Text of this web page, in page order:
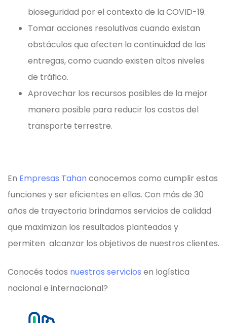
bioseguridad por el contexto de la COVID-19.
Tomar acciones resolutivas cuando existan
obstáculos que afecten la continuidad de las
entregas, como cuando existen altos niveles
de tráfico.
Aprovechar los recursos posibles de la mejor
manera posible para reducir los costos del
transporte terrestre.
En Empresas Tahan conocemos como cumplir estas
funciones y ser eficientes en ellas. Con más de 30
años de trayectoria brindamos servicios de calidad
que maximizan los resultados planteados y
permiten alcanzar los objetivos de nuestros clientes.
Conocés todos nuestros servicios en logística
nacional e internacional?